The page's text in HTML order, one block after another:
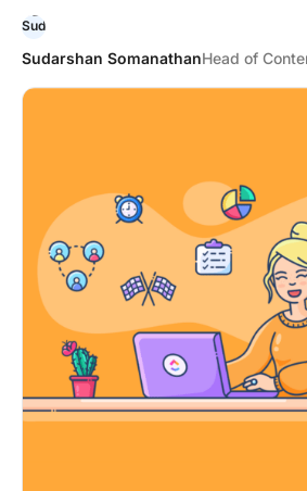
Sudarshan SomanathanHead of